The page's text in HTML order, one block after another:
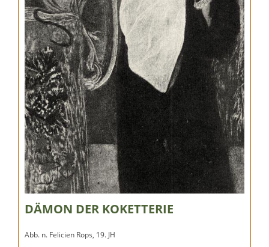
DÄMON DER KOKETTERIE
Abb. n. Felicien Rops, 19. JH